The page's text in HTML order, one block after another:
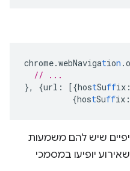
chrome.webNavigation .o
// ...
},
{url : [{hostSuffix :
{hostSuffix :
שיש להם משמעות
יופיעו במסמכי